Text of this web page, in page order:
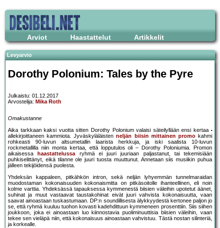
Arviot Haastattelut Artikkelit
Levyarvio
Dorothy Polonium: Tales by the Pyre
Julkaistu: 01.12.2017
Arvostelija: Mika Roth
Omakustanne
Aika tarkkaan kaksi vuotta sitten Dorothy Polonium valaisi säteilyllään ensi kertaa
allekirjoittaneen kammiota. Jyväskyläläistenneljän biisin mittainen promokahmi
rohkeasti 90-luvun altsumetallin laarista herkkuja, ja iski saalista 10-luvun
rockmetallilla niin monta kertaa, että lopputulos oli – Dorothy Poloniumia. Promon
aikaisessa
haastattelussaryhmä ei juuri juuriaan paljastanut, tai tekemisiään
puhkiselittänyt, eikä tilanne ole juuri tuosta muuttunut. Annetaan siis musiikin puhua
jälleen tekijöidensä puolesta.
Yhdeksän kappaleen, pitkähkön intron, sekä neljän lyhyemmän tunnelmaraidan
muodostaman kokonaisuuden kokonaismitta on pitkäsoitolle ihanteellinen, eli noin
kolme varttia. Yhdeksässä tapauksessa kymmenestä biisien väleihin upotetut äänet,
suhinat ja muut vastaavat taustakohinat eivät juuri vahvista kokonaisuutta, vaan
saavat ainoastaan tuskastumaan. DP:n soundillisesta älykkyydestä kertonee paljon jo
se, että ryhmä kuuluu tuohon kovasti kadehdittuun kymmeneen prosenttiin. Siis siihen
joukkoon, joka ei ainoastaan luo kiinnostavia puoliminuuttisia biisien väleihin, vaan
tekee sen vieläpä niin, että kokonaisuus ainoastaan vahvistuu. Tästä nostan silinteriä,
ja korkealle.